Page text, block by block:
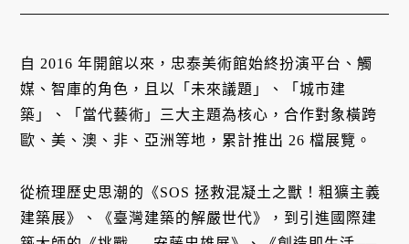
自 2016 年開館以來，忠泰美術館始終扮演平台、觸
媒、智庫的角色，且以「未來議題」、「城市建
築」、「當代藝術」三大主題為核心，合作對象橫跨
歐、美、澳、非、亞洲等地，累計推出 26 檔展覽。
從梳理歷史思潮的《SOS 拯救混凝土之獸！粗獷主義
建築展》、《臺灣建築的解嚴世代》，到引進國際建